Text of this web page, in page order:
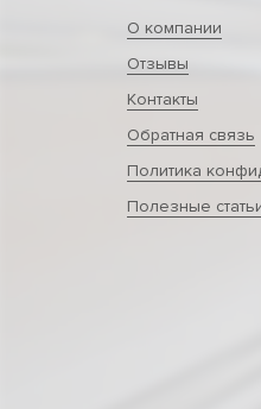
О компании
Отзывы
Контакты
Обратная связь
Политика
Полезные